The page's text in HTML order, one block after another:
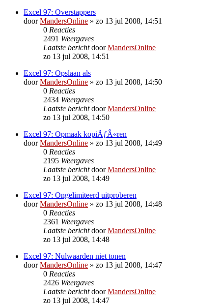
Excel 97: Overstappers
doorMandersOnline » zo 13 jul 2008, 14:51
0 Reacties
2491 Weergaves
Laatste berichtdoorMandersOnline
zo 13 jul 2008, 14:51
Excel 97: Opslaan als
doorMandersOnline » zo 13 jul 2008, 14:50
0 Reacties
2434 Weergaves
Laatste berichtdoorMandersOnline
zo 13 jul 2008, 14:50
Excel 97: Opmaak kopiÃƒÂ«ren
doorMandersOnline » zo 13 jul 2008, 14:49
0 Reacties
2195 Weergaves
Laatste berichtdoorMandersOnline
zo 13 jul 2008, 14:49
Excel 97: Ongelimiteerd uitproberen
doorMandersOnline » zo 13 jul 2008, 14:48
0 Reacties
2361 Weergaves
Laatste berichtdoorMandersOnline
zo 13 jul 2008, 14:48
Excel 97: Nulwaarden niet tonen
doorMandersOnline » zo 13 jul 2008, 14:47
0 Reacties
2426 Weergaves
Laatste berichtdoorMandersOnline
zo 13 jul 2008, 14:47